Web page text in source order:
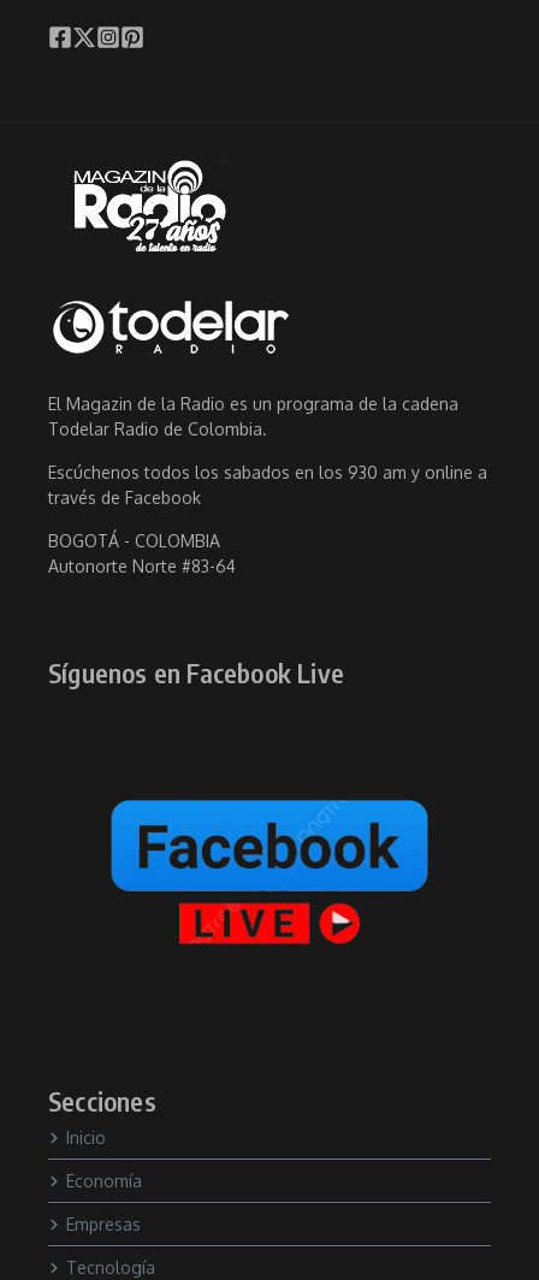
El Magazin de la Radio es un programa de la cadena
Todelar Radio de Colombia.
Escúchenos todos los sabados en los 930 am y online a
través de Facebook
BOGOTÁ - COLOMBIA
Autonorte Norte #83-64
Síguenos en Facebook Live
Secciones
Inicio
Economía
Empresas
Tecnología